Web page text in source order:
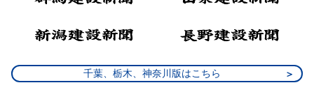
千葉、栃木、神奈川版はこちら